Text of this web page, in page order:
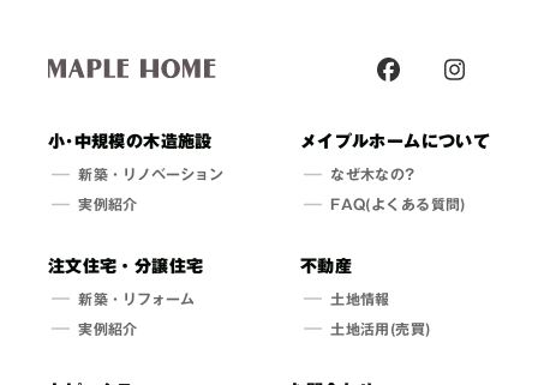
小･中規模の木造施設
新築・ リノベーション
実例紹介
注文住宅・分譲住宅
新築・ リフォーム
実例紹介
メイプルホームについて
なぜ木なの?
FAQ(よくある質問)
不動産
土地情報
土地活用(売買)